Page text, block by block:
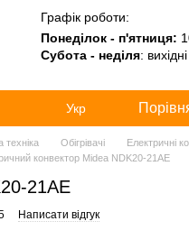
Графік роботи:
Понеділок - п'ятниця:
Субота - неділя:
Укр
техніка Обігрівачі
Електричні
конвектор Midea NDK20-21AE
21AE
Написати відгук